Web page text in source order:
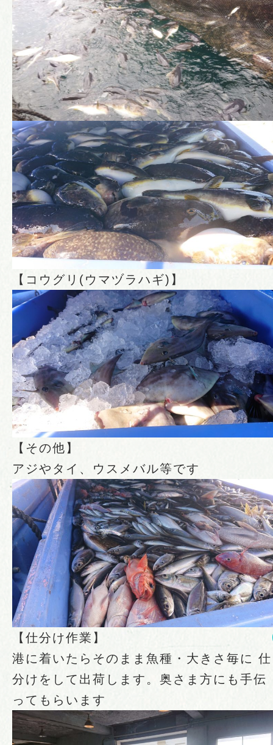
【コウグリ(ウマヅラハギ)】
【その他】
アジやタイ、ウスメバル等です
【仕分け作業】
港に着いたらそのまま魚種・大きさ毎に 仕
分けをして出荷します。奥さま方にも手伝
ってもらいます